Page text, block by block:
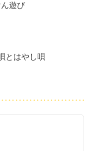
遊び
とはやし唄